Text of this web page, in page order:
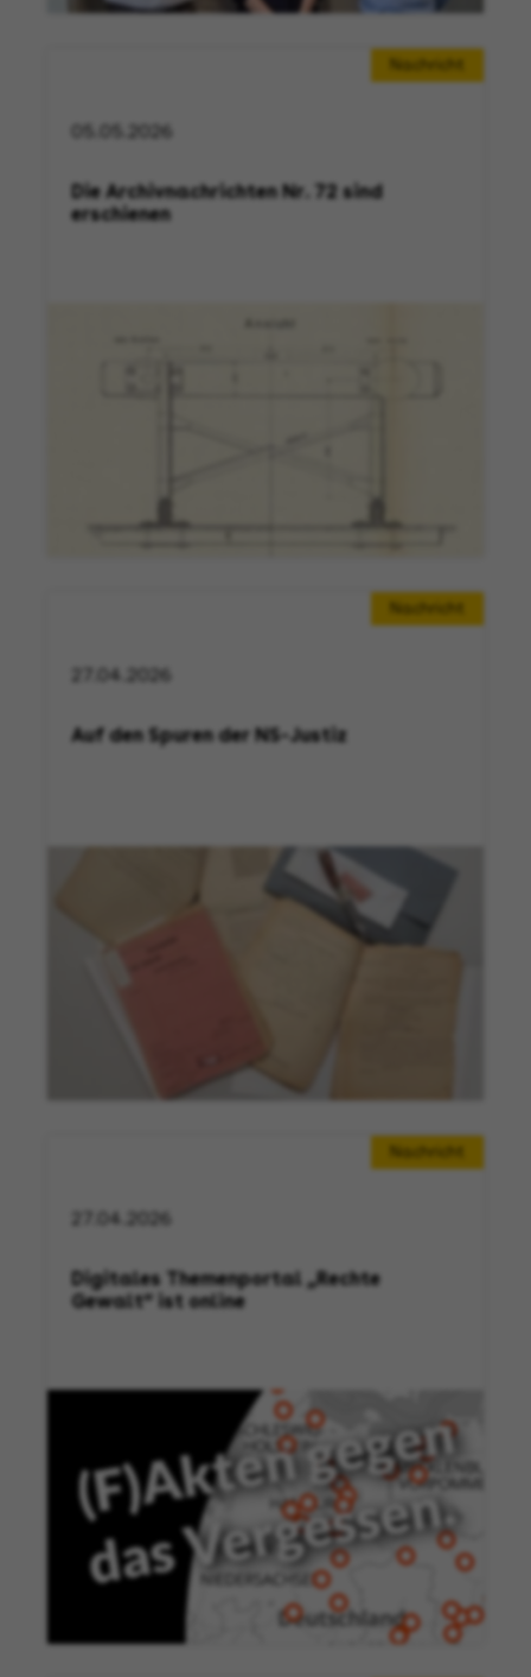
Nachricht
05.05.2026
Die Archivnachrichten Nr. 72 sind
erschienen
Nachricht
27.04.2026
Auf den Spuren der NS-Justiz
Nachricht
27.04.2026
Digitales Themenportal „Rechte
Gewalt“ ist online